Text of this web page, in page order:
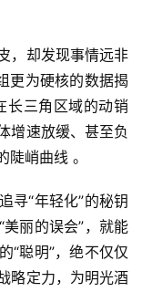
，却发现事情远非
更为硬核的数据揭
长三角区域的动销
增速放缓、甚至负
峭曲线 。
寻“年轻化”的秘钥
丽的误会”，就能
“聪明”，绝不仅仅
略定力，为明光酒